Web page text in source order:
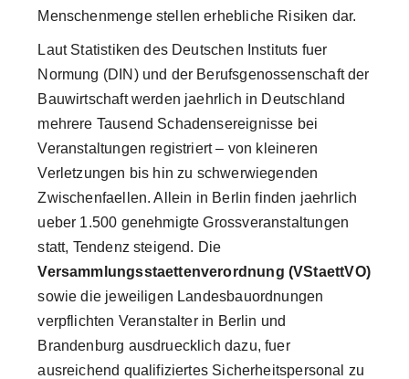
Menschenmenge stellen erhebliche Risiken dar.
Laut Statistiken des Deutschen Instituts fuer
Normung (DIN) und der Berufsgenossenschaft der
Bauwirtschaft werden jaehrlich in Deutschland
mehrere Tausend Schadensereignisse bei
Veranstaltungen registriert – von kleineren
Verletzungen bis hin zu schwerwiegenden
Zwischenfaellen. Allein in Berlin finden jaehrlich
ueber 1.500 genehmigte Grossveranstaltungen
statt, Tendenz steigend. Die
Versammlungsstaettenverordnung (VStaettVO)
sowie die jeweiligen Landesbauordnungen
verpflichten Veranstalter in Berlin und
Brandenburg ausdruecklich dazu, fuer
ausreichend qualifiziertes Sicherheitspersonal zu